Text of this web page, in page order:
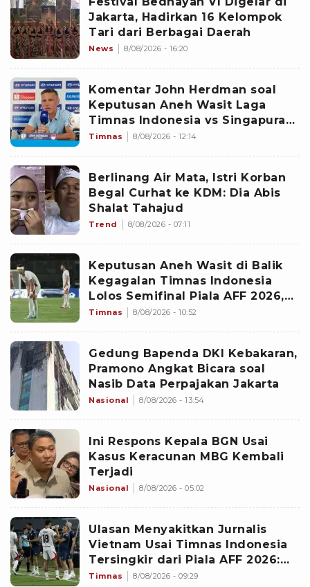
Jakarta, Hadirkan 16 Kelompok
Tari dari Berbagai Daerah
News 8/08/2026 - 16:20
Komentar John Herdman soal
Keputusan Aneh Wasit Laga
Timnas Indonesia vs Singapura
di Piala AFF 2026: Percuma
Timnas 8/08/2026 - 12:14
Berlinang Air Mata, Istri Korban
Begal Curhat ke KDM: Dia Abis
Shalat Tahajud
Trend 8/08/2026 - 07:11
Keputusan Aneh Wasit di Balik
Kegagalan Timnas Indonesia
Lolos Semifinal Piala AFF 2026,
Untungkan Singapura dan
Timnas 8/08/2026 - 10:52
Gedung Bapenda DKI Kebakaran,
Pramono Angkat Bicara soal
Nasib Data Perpajakan Jakarta
Nasional 8/08/2026 - 13:54
Ini Respons Kepala BGN Usai
Kasus Keracunan MBG Kembali
Terjadi
Nasional 8/08/2026 - 05:02
Ulasan Menyakitkan Jurnalis
Vietnam Usai Timnas Indonesia
Tersingkir dari Piala AFF 2026:
Memalukan!
Timnas 8/08/2026 - 09:29